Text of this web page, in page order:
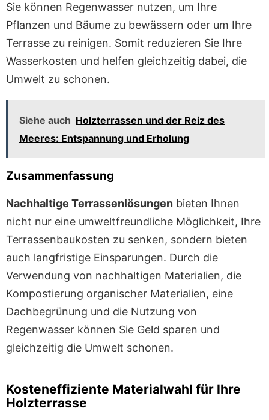
Sie können Regenwasser nutzen, um Ihre
Pflanzen und Bäume zu bewässern oder um Ihre
Terrasse zu reinigen. Somit reduzieren Sie Ihre
Wasserkosten und helfen gleichzeitig dabei, die
Umwelt zu schonen.
Siehe auch Holzterrassen und der Reiz des
Meeres: Entspannung und Erholung
Zusammenfassung
Nachhaltige Terrassenlösungen bieten Ihnen
nicht nur eine umweltfreundliche Möglichkeit, Ihre
Terrassenbaukosten zu senken, sondern bieten
auch langfristige Einsparungen. Durch die
Verwendung von nachhaltigen Materialien, die
Kompostierung organischer Materialien, eine
Dachbegrünung und die Nutzung von
Regenwasser können Sie Geld sparen und
gleichzeitig die Umwelt schonen.
Kosteneffiziente Materialwahl für Ihre
Holzterrasse